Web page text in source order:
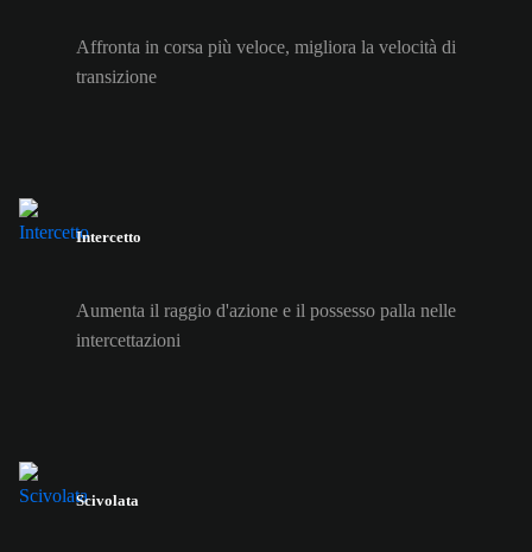
Affronta in corsa più veloce, migliora la velocità di
transizione
Intercetto
Aumenta il raggio d'azione e il possesso palla nelle
intercettazioni
Scivolata